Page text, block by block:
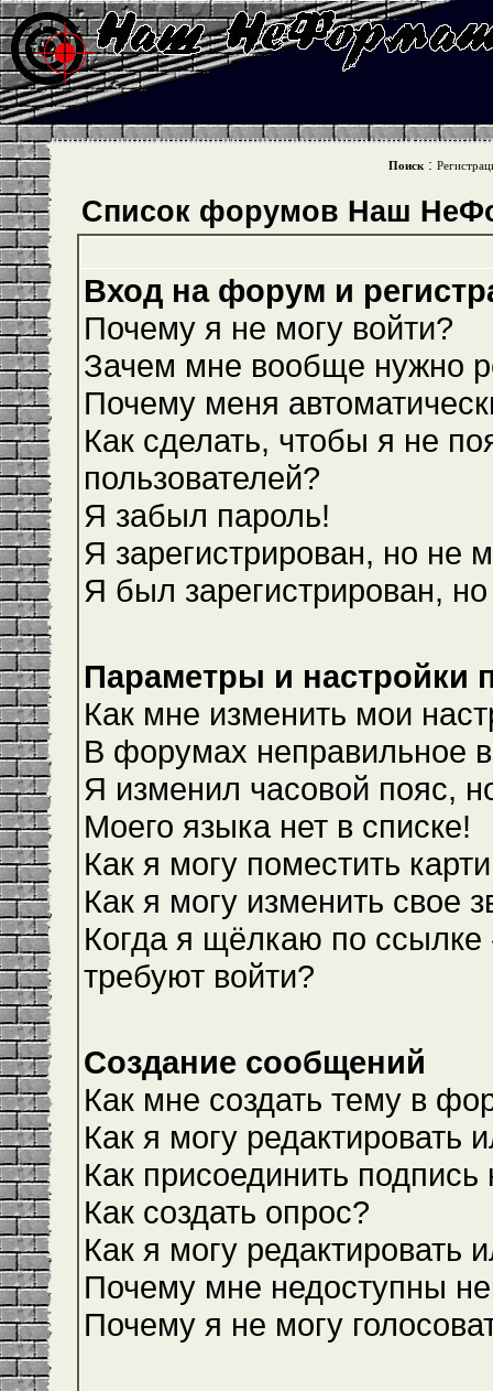
Поиск :
Список форумов Наш
Вход на форум и
Почему я не могу войти?
Зачем мне вообще нужно
Почему меня
Как сделать, чтобы я не
пользователей?
Я забыл пароль!
Я зарегистрирован, но не
Я был зарегистрирован,
Параметры и настройки
Как мне изменить мои
В форумах неправильное
Я изменил часовой пояс,
Моего языка нет в списке!
Как я могу поместить
Как я могу изменить свое
Когда я щёлкаю по ссылке
требуют войти?
Создание сообщений
Как мне создать тему в
Как я могу редактировать
Как присоединить
Как создать опрос?
Как я могу редактировать
Почему мне недоступны
Почему я не могу